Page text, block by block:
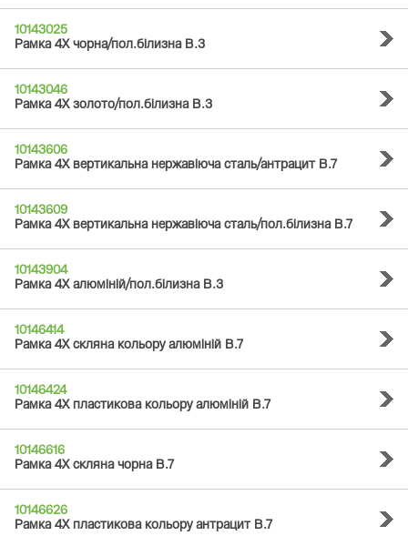
10143025
Рамка 4Х чорна/пол.білизна B.3
10143046
Рамка 4Х золото/пол.білизна B.3
10143606
Рамка 4Х вертикальна нержавіюча сталь/антрацит B.7
10143609
Рамка 4Х вертикальна нержавіюча сталь/пол.білизна B.7
10143904
Рамка 4Х алюміній/пол.білизна B.3
10146414
Рамка 4Х скляна кольору алюміній B.7
10146424
Рамка 4Х пластикова кольору алюміній B.7
10146616
Рамка 4Х скляна чорна B.7
10146626
Рамка 4Х пластикова кольору антрацит B.7